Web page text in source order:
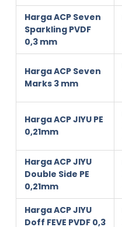
Harga ACP Seven
Sparkling PVDF
0,3 mm
Harga ACP Seven
Marks 3 mm
Harga ACP JIYU PE
0,21mm
Harga ACP JIYU
Double Side PE
0,21mm
Harga ACP JIYU
Doff FEVE PVDF 0,3